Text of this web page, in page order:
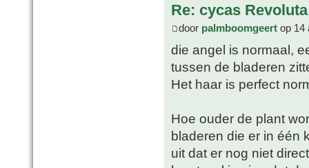
Re: cycas Revoluta
door palmboomgeert op 14
die angel is normaal,
tussen de bladeren
Het haar is perfect
Hoe ouder de plant
bladeren die er in één
uit dat er nog niet